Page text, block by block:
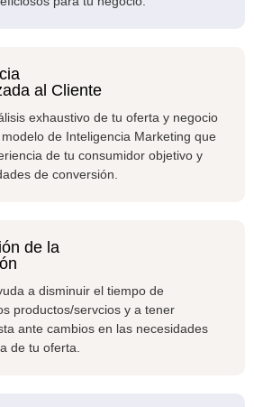
al Cliente
exhaustivo de tu oferta y negocio
de Inteligencia Marketing que
de tu consumidor objetivo y
de conversión.
de la
a disminuir el tiempo de
productos/servcios y a tener
ante cambios en las necesidades
de tu oferta.